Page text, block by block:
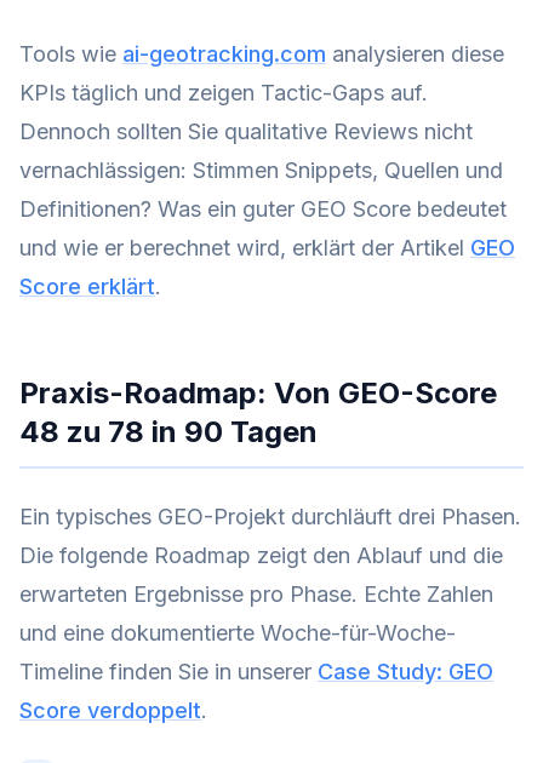
Tools wie ai-geotracking.com analysieren diese
KPIs täglich und zeigen Tactic-Gaps auf.
Dennoch sollten Sie qualitative Reviews nicht
vernachlässigen: Stimmen Snippets, Quellen und
Definitionen? Was ein guter GEO Score bedeutet
und wie er berechnet wird, erklärt der Artikel GEO
Score erklärt.
Praxis-Roadmap: Von GEO-Score
48 zu 78 in 90 Tagen
Ein typisches GEO-Projekt durchläuft drei Phasen.
Die folgende Roadmap zeigt den Ablauf und die
erwarteten Ergebnisse pro Phase. Echte Zahlen
und eine dokumentierte Woche-für-Woche-
Timeline finden Sie in unserer Case Study: GEO
Score verdoppelt.